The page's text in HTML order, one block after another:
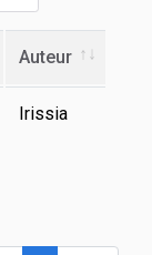
Auteur
Irissia